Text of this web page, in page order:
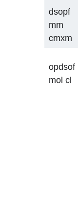
dsopf
mm
cmxm
opdsof
mol cl